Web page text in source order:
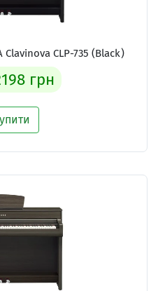
Clavinova CLP-735 (Black)
грн